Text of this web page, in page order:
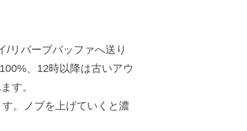
/リバーブバッファへ送り
、12時以降は古いアウ
す。
。ノブを上げていくと濃